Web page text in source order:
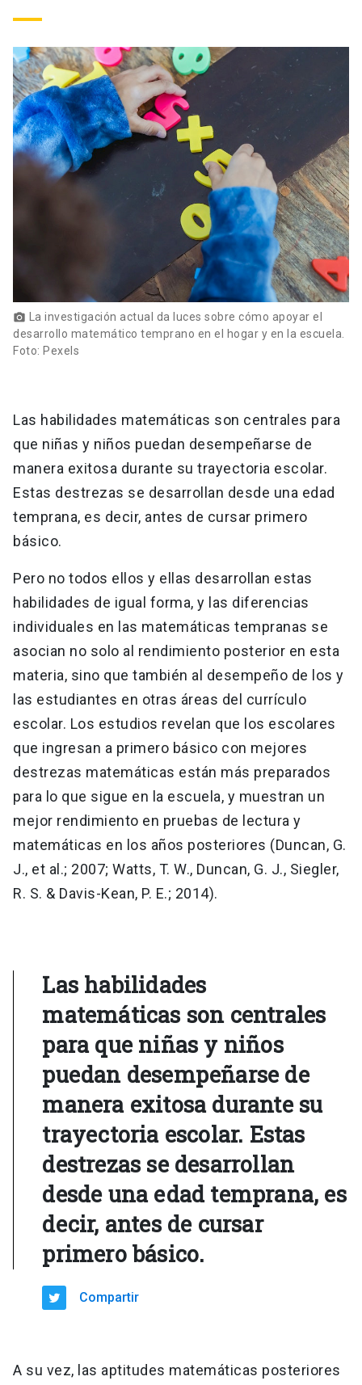
photo_camera La investigación actual da luces sobre cómo apoyar el
desarrollo matemático temprano en el hogar y en la escuela.
Foto: Pexels
Las habilidades matemáticas son centrales para
que niñas y niños puedan desempeñarse de
manera exitosa durante su trayectoria escolar.
Estas destrezas se desarrollan desde una edad
temprana, es decir, antes de cursar primero
básico.
Pero no todos ellos y ellas desarrollan estas
habilidades de igual forma, y las diferencias
individuales en las matemáticas tempranas se
asocian no solo al rendimiento posterior en esta
materia, sino que también al desempeño de los y
las estudiantes en otras áreas del currículo
escolar. Los estudios revelan que los escolares
que ingresan a primero básico con mejores
destrezas matemáticas están más preparados
para lo que sigue en la escuela, y muestran un
mejor rendimiento en pruebas de lectura y
matemáticas en los años posteriores (Duncan, G.
J., et al.; 2007; Watts, T. W., Duncan, G. J., Siegler,
R. S. & Davis-Kean, P. E.; 2014).
Las habilidades
matemáticas son centrales
para que niñas y niños
puedan desempeñarse de
manera exitosa durante su
trayectoria escolar. Estas
destrezas se desarrollan
desde una edad temprana, es
decir, antes de cursar
primero básico.
Compartir
A su vez, las aptitudes matemáticas posteriores